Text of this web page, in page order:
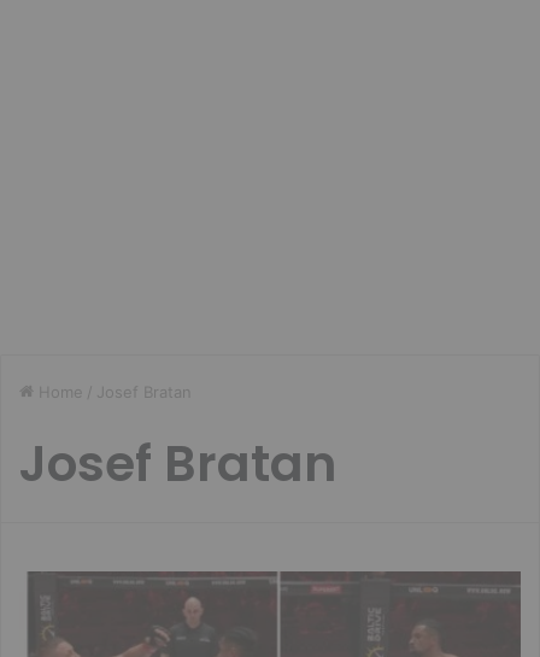
Home / Josef Bratan
Josef Bratan